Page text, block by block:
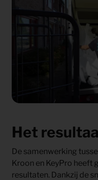
Het
De samenwerking
Kroon en KeyPro
resultaten. Dankzij de